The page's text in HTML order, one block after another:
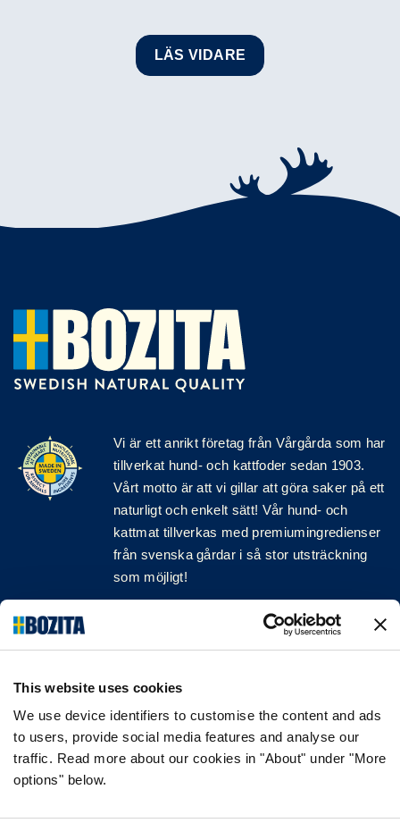
This website uses cookies
We use device identifiers to customise the content and ads
to users, provide social media features and analyse our
traffic. Read more about our cookies in "About" under "More
options" below.
LÄS VIDARE
Vi är ett anriktföretag från Vårgårda som har
tillverkat hund- och kattfoder sedan 1903.
Vårt motto är att vi gillar att göra saker på ett
naturligt och enkelt sätt! Vår hund- och
kattmat tillverkas med premiumingredienser
från svenska gårdar i så stor utsträckning
som möjligt!
Följ oss på sociala medier
INFORMATION
VANLIGA FRÅGOR & SVAR
OM FÖRETAGET